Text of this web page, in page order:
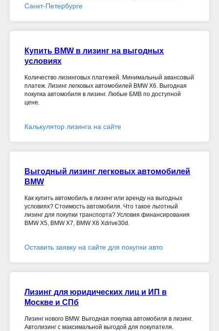
Санкт-Петербурге
Купить BMW в лизинг на выгодных
условиях
Количество лизинговых платежей. Минимальный авансовый
платеж. Лизинг легковых автомобилей BMW X6. Выгодная
покупка автомобиля в лизинг. Любые БМВ по доступной
цене.
Калькулятор лизинга на сайте
Выгодный лизинг легковых автомобилей
BMW
Как купить автомобиль в лизинг или аренду на выгодных
условиях? Стоимость автомобиля. Что такое льготный
лизинг для покупки транспорта? Условия финансирования
BMW X5, BMW X7, BMW X6 Xdrive30d
Оставить заявку на сайте для покупки авто
Лизинг для юридических лиц и ИП в
Москве и СПб
Лизинг нового BMW. Выгодная покупка автомобиля в лизинг.
Автолизинг с максимальной выгодой для покупателя.